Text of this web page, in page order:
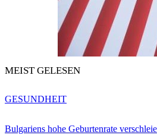
MEIST GELESEN
Bulgariens hohe Geburtenrate
GESUNDHEIT